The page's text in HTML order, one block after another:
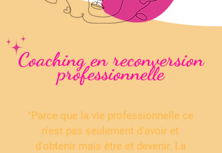
Coaching en reconversion
professionnelle
"Parce que la vie professionnelle ce
n'est pas seulement d'avoir et
d'obtenir mais être et devenir. La